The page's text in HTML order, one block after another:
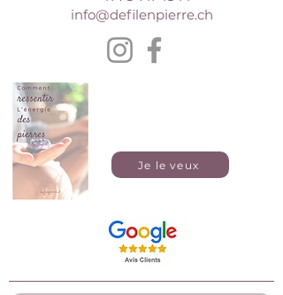
info@defilenpierre.ch
Je le veux